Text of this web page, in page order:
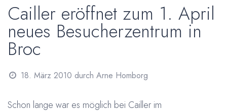
Cailler eröffnet zum 1. April
neues Besucherzentrum in
Broc
18. März 2010 durch Arne Homborg
Schon lange war es möglich bei Cailler im